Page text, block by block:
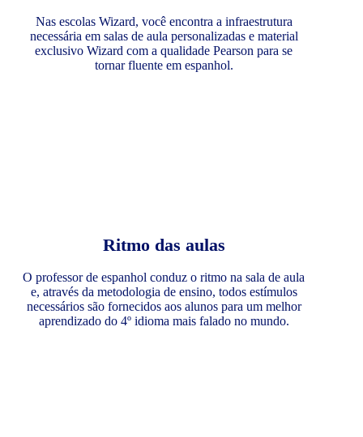
Nas escolas Wizard, você encontra a infraestrutura
necessária em salas de aula personalizadas e material
exclusivo Wizard com a qualidade Pearson para se
tornar fluente em espanhol.
Ritmo das aulas
O professor de espanhol conduz o ritmo na sala de aula
e, através da metodologia de ensino, todos estímulos
necessários são fornecidos aos alunos para um melhor
aprendizado do 4º idioma mais falado no mundo.